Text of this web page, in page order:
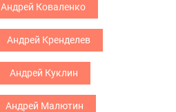
Андрей Коваленко
Андрей Кренделев
Андрей Куклин
Андрей Малютин